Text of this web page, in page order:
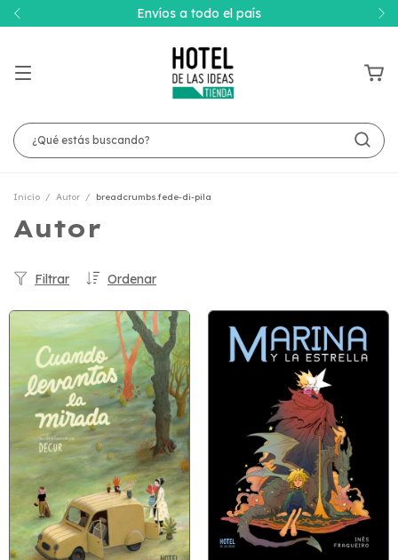
Envíos a todo el país
Inicio / Autor / breadcrumbs.fede-di-pila
Autor
Ordenar
Filtrar